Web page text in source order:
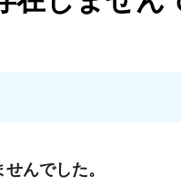
んでした。